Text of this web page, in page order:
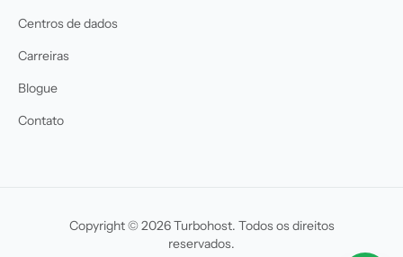
Centros de dados
Carreiras
Blogue
Contato
Copyright © 2026 Turbohost. Todos os direitos
reservados.